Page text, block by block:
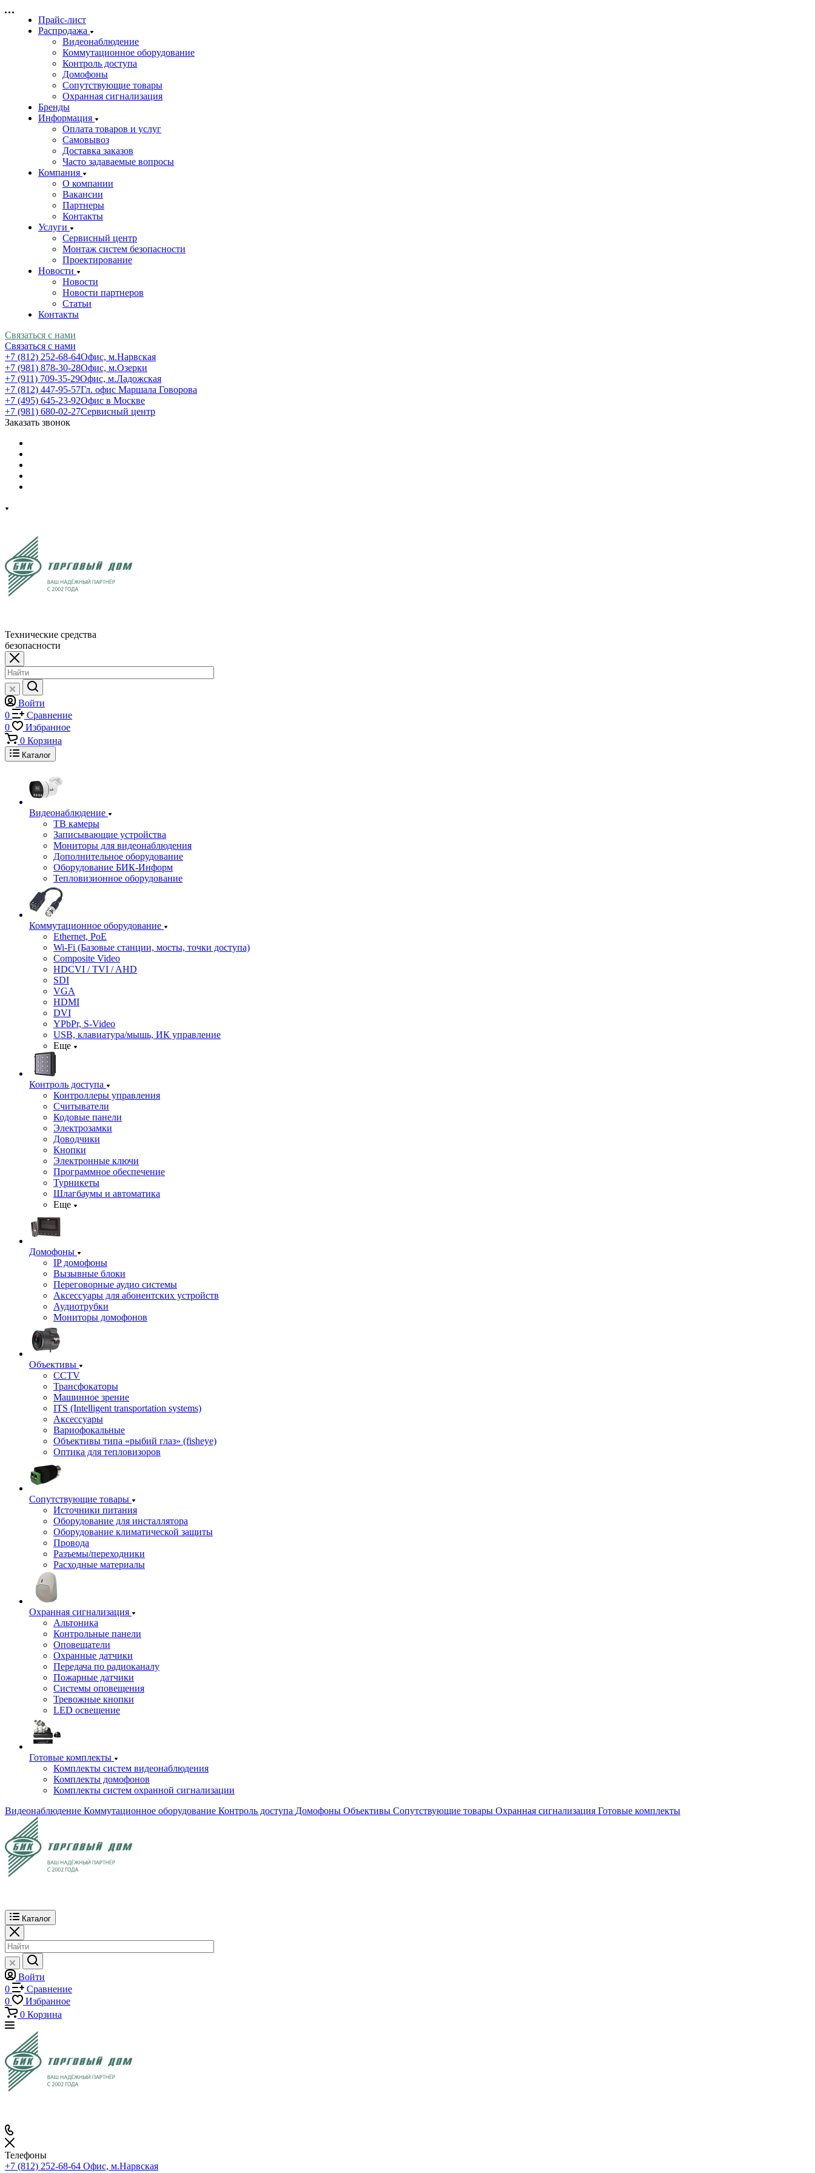
Прайс-лист
Распродажа
Видеонаблюдение
Коммутационное оборудование
Контроль доступа
Домофоны
Сопутствующие товары
Охранная сигнализация
Бренды
Информация
Оплата товаров и услуг
Самовывоз
Доставка заказов
Часто задаваемые вопросы
Компания
О компании
Вакансии
Партнеры
Контакты
Услуги
Сервисный центр
Монтаж систем безопасности
Проектирование
Новости
Новости
Новости партнеров
Статьи
Контакты
Связаться с нами
Связаться с нами
+7 (812) 252-68-64Офис, м.Нарвская
+7 (981) 878-30-28Офис, м.Озерки
+7 (911) 709-35-29Офис, м.Ладожская
+7 (812) 447-95-57Гл. офис Маршала Говорова
+7 (495) 645-23-92Офис в Москве
+7 (981) 680-02-27Сервисный центр
Заказать звонок
Технические средства
безопасности
Войти
0
Сравнение
0
Избранное
0 Корзина
Каталог
Видеонаблюдение
ТВ камеры
Записывающие устройства
Мониторы для видеонаблюдения
Дополнительное оборудование
Оборудование БИК-Информ
Тепловизионное оборудование
Коммутационное оборудование
Ethernet, PoE
Wi-Fi (Базовые станции, мосты, точки доступа)
Composite Video
HDCVI / TVI / AHD
SDI
VGA
HDMI
DVI
YPbPr, S-Video
USB, клавиатура/мышь, ИК управление
Еще
Контроль доступа
Контроллеры управления
Считыватели
Кодовые панели
Электрозамки
Доводчики
Кнопки
Электронные ключи
Программное обеспечение
Турникеты
Шлагбаумы и автоматика
Еще
Домофоны
IP домофоны
Вызывные блоки
Переговорные аудио системы
Аксессуары для абонентских устройств
Аудиотрубки
Мониторы домофонов
Объективы
CCTV
Трансфокаторы
Машинное зрение
ITS (Intelligent transportation systems)
Аксессуары
Вариофокальные
Объективы типа «рыбий глаз» (fisheye)
Оптика для тепловизоров
Сопутствующие товары
Источники питания
Оборудование для инсталлятора
Оборудование климатической защиты
Провода
Разъемы/переходники
Расходные материалы
Охранная сигнализация
Альтоника
Контрольные панели
Оповещатели
Охранные датчики
Передача по радиоканалу
Пожарные датчики
Системы оповещения
Тревожные кнопки
LED освещение
Готовые комплекты
Комплекты систем видеонаблюдения
Комплекты домофонов
Комплекты систем охранной сигнализации
Видеонаблюдение Коммутационное оборудование Контроль доступа Домофоны Объективы Сопутствующие товары Охранная сигнализация Готовые комплекты
Каталог
Войти
0
Сравнение
0
Избранное
0 Корзина
Телефоны
+7 (812) 252-68-64 Офис, м.Нарвская